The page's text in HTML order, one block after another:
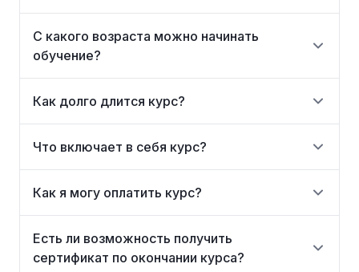
С какого возраста можно начинать
обучение?
Как долго длится курс?
Что включает в себя курс?
Как я могу оплатить курс?
Есть ли возможность получить
сертификат по окончании курса?